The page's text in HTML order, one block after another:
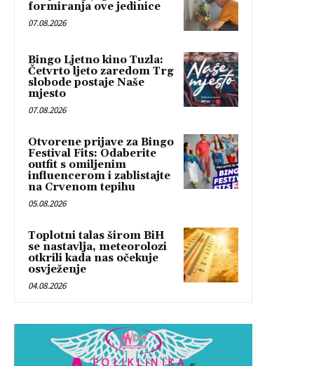
formiranja ove jedinice
07.08.2026
Bingo Ljetno kino Tuzla:
Četvrto ljeto zaredom Trg
slobode postaje Naše
mjesto
07.08.2026
Otvorene prijave za Bingo
Festival Fits: Odaberite
outfit s omiljenim
influencerom i zablistajte
na Crvenom tepihu
05.08.2026
Toplotni talas širom BiH
se nastavlja, meteorolozi
otkrili kada nas očekuje
osvježenje
04.08.2026